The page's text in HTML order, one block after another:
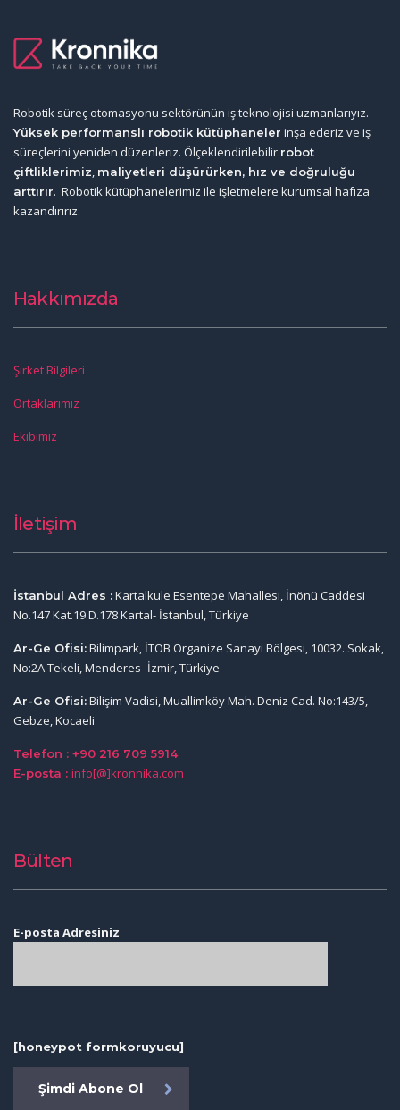
Robotik süreç otomasyonu sektörünün iş teknolojisi uzmanlarıyız.
Yüksek performanslı robotik kütüphaneler inşa ederiz ve iş
süreçlerini yeniden düzenleriz. Ölçeklendirilebilir robot
çiftliklerimiz, maliyetleri düşürürken, hız ve doğruluğu
arttırır. Robotik kütüphanelerimiz ile işletmelere kurumsal hafıza
kazandırırız.
Hakkımızda
Şirket Bilgileri
Ortaklarımız
Ekibimiz
İletişim
İstanbul Adres :Kartalkule Esentepe Mahallesi, İnönü Caddesi
No.147 Kat.19 D.178 Kartal- İstanbul, Türkiye
Ar-Ge Ofisi:Bilimpark, İTOB Organize Sanayi Bölgesi, 10032. Sokak,
No:2A Tekeli, Menderes- İzmir, Türkiye
Ar-Ge Ofisi:Bilişim Vadisi, Muallimköy Mah. Deniz Cad. No:143/5,
Gebze, Kocaeli
Telefon : +90 216 709 5914
E-posta : info[@]kronnika.com
Bülten
E-posta Adresiniz
[honeypot formkoruyucu]
Şimdi Abone Ol